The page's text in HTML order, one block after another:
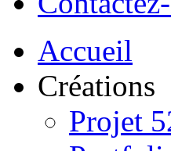
Accueil
Créations
Projet